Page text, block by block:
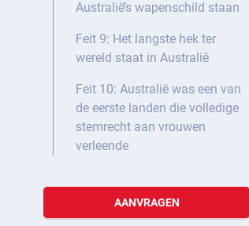
Australië’s wapenschild staan
Feit 9: Het langste hek ter
wereld staat in Australië
Feit 10: Australië was een van
de eerste landen die volledige
stemrecht aan vrouwen
verleende
AANVRAGEN